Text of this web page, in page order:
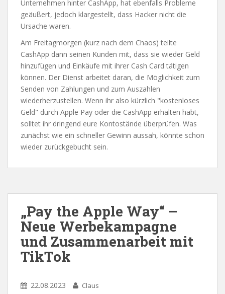
Unternehmen hinter CashApp, hat ebenfalls Probleme
geäußert, jedoch klargestellt, dass Hacker nicht die
Ursache waren.
Am Freitagmorgen (kurz nach dem Chaos) teilte
CashApp dann seinen Kunden mit, dass sie wieder Geld
hinzufügen und Einkäufe mit ihrer Cash Card tätigen
können. Der Dienst arbeitet daran, die Möglichkeit zum
Senden von Zahlungen und zum Auszahlen
wiederherzustellen. Wenn ihr also kürzlich "kostenloses
Geld" durch Apple Pay oder die CashApp erhalten habt,
solltet ihr dringend eure Kontostände überprüfen. Was
zunächst wie ein schneller Gewinn aussah, könnte schon
wieder zurückgebucht sein.
„Pay the Apple Way“ –
Neue Werbekampagne
und Zusammenarbeit mit
TikTok
22.08.2023 Claus